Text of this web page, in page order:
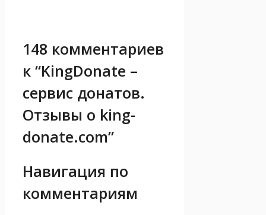
148 комментариев
к “KingDonate –
сервис донатов.
Отзывы о king-
donate.com”
Навигация по
комментариям